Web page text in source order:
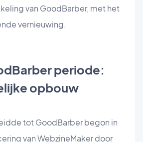
van GoodBarber, met het
vernieuwing.
periode:
opbouw
tot GoodBarber begon in
van WebzineMaker door